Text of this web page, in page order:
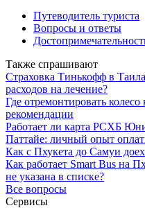
Путеводитель туриста
Вопросы и ответы
Также спрашивают
Страховка Тинькофф в
расходов на лечение?
Где отремонтировать
рекомендации
Работает ли карта РСХБ
Паттайе: личный опыт
Как с Пхукета до Самуи
Как работает Smart Bus на
не указана в списке?
Все вопросы
Сервисы